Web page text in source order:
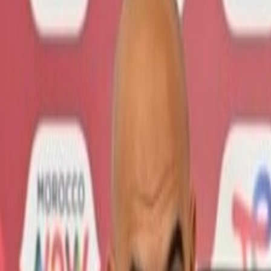
International